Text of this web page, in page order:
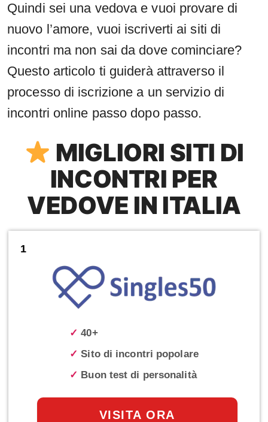
Quindi sei una vedova e vuoi provare di
nuovo l’amore, vuoi iscriverti ai siti di
incontri ma non sai da dove cominciare?
Questo articolo ti guiderà attraverso il
processo di iscrizione a un servizio di
incontri online passo dopo passo.
MIGLIORI SITI DI
INCONTRI PER
VEDOVE IN ITALIA
1
✓ 40+
✓ Sito di incontri popolare
✓ Buon test di personalità
VISITA ORA